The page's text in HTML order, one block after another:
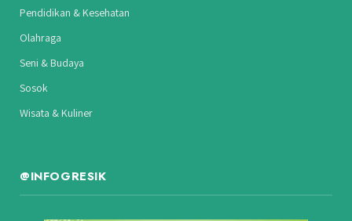
Pendidikan & Kesehatan
Olahraga
Seni & Budaya
Sosok
Wisata & Kuliner
@INFOGRESIK